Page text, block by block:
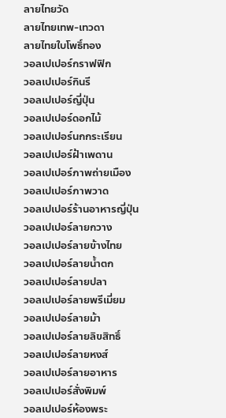
ลายไทยวัด
ลายไทยเทพ-เทวดา
ลายไทยใบโพธิ์ทอง
วอลเปเปอร์กราฟฟิก
วอลเปเปอร์กินรี
วอลเปเปอร์ญี่ปุ่น
วอลเปเปอร์ดอกไม้
วอลเปเปอร์นกกระเรียน
วอลเปเปอร์ฝ้าเพดาน
วอลเปเปอร์ภาพถ่ายเมือง
วอลเปเปอร์ภาพวาด
วอลเปเปอร์ร้านอาหารญี่ปุ่น
วอลเปเปอร์ลายกวาง
วอลเปเปอร์ลายข้างไทย
วอลเปเปอร์ลายน้ำตก
วอลเปเปอร์ลายปลา
วอลเปเปอร์ลายพรีเมี่ยม
วอลเปเปอร์ลายม้า
วอลเปเปอร์ลายลิขสิทธิ์
วอลเปเปอร์ลายหงส์
วอลเปเปอร์ลายอาหาร
วอลเปเปอร์สั่งพิมพ์
วอลเปเปอร์ห้องพระ